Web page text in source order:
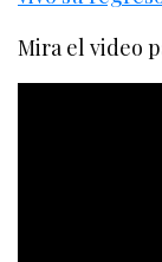
Mira el video